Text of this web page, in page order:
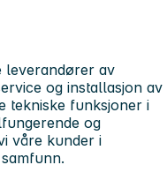
leverandører av
og installasjon av
tekniske funksjoner i
og
våre kunder i